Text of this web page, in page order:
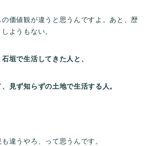
価値観が違うと思うんですよ。あと、歴
ようもない。
垣で生活してきた人と、
見ず知らずの土地で生活する人。
違うやろ、って思うんです。